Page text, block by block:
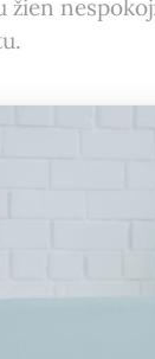
žien